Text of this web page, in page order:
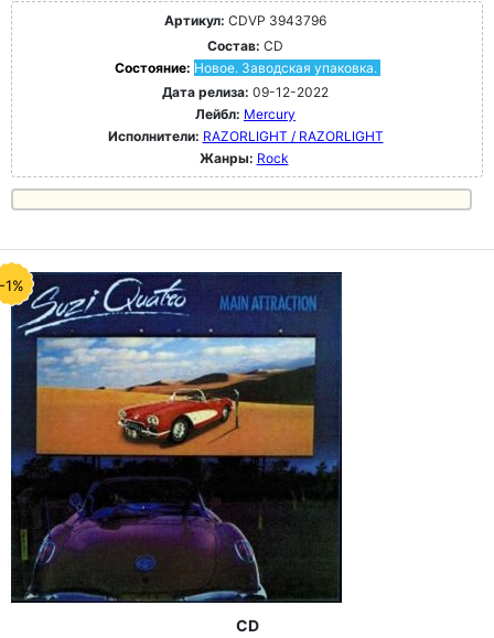
Артикул: CDVP 3943796
Состав: CD
Состояние: Новое. Заводская упаковка.
Дата релиза: 09-12-2022
Лейбл: Mercury
Исполнители: RAZORLIGHT / RAZORLIGHT
Жанры: Rock
-1%
CD